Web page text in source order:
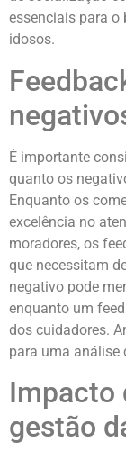
essenciais para o
idosos.
É importante
quanto os
Enquanto os
excelência no
moradores, os
que necessitam
negativo pode
enquanto um
dos cuidadores.
para uma análise
Impacto
gestão